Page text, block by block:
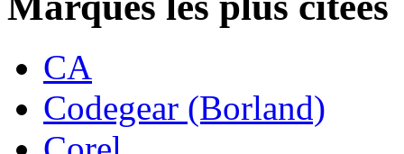
CA
Codegear (Borland)